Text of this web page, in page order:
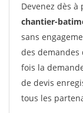
Devenez dès
chantier-
sans
des demandes
fois la
de devis
tous les